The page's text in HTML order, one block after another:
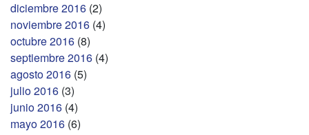
diciembre 2016 (2)
noviembre 2016 (4)
octubre 2016 (8)
septiembre 2016 (4)
agosto 2016 (5)
julio 2016 (3)
junio 2016 (4)
mayo 2016 (6)